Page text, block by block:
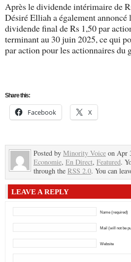
Après le dividende intérimaire de
Désiré Elliah a également annoncé
dividende final de Rs 1,50 par
terminant au 30 juin 2025, ce qui
par action pour les actionnaires du
Share this:
Facebook X
Posted by Minority Voice on Apr
Economie, En Direct, Featured.
through the RSS 2.0. You can
LEAVE A REPLY
Name (required)
Mail (will not be
Website